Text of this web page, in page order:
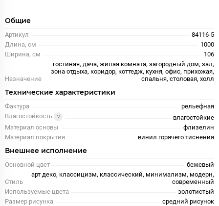
Общие
Артикул
84116-5
Длина, см
1000
Ширина, см
106
Назначение
гостиная, дача, жилая комната, загородный дом, зал,
зона отдыха, коридор, коттедж, кухня, офис, прихожая,
спальня, столовая, холл
Технические характеристики
Фактура
рельефная
Влагостойкость
влагостойкие
Материал основы
флизелин
Материал покрытия
винил горячего тиснения
Внешнее исполнение
Основной цвет бежевый
Стиль
арт деко, классицизм, классический, минимализм, модерн,
современный
Используемые цвета
золотистый
Размер рисунка
средний рисунок